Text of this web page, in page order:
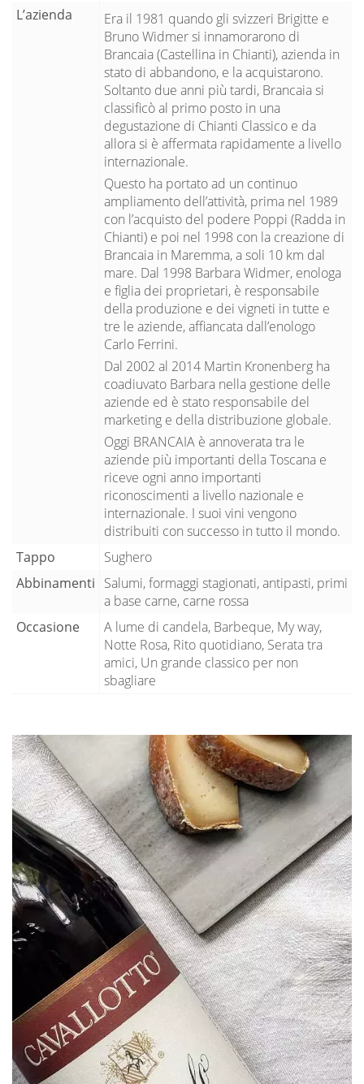
L’azienda
Era il 1981 quando gli svizzeri Brigitte e
Bruno Widmer si innamorarono di
Brancaia (Castellina in Chianti), azienda in
stato di abbandono, e la acquistarono.
Soltanto due anni più tardi, Brancaia si
classificò al primo posto in una
degustazione di Chianti Classico e da
allora si è affermata rapidamente a livello
internazionale.
Questo ha portato ad un continuo
ampliamento dell’attività, prima nel 1989
con l’acquisto del podere Poppi (Radda in
Chianti) e poi nel 1998 con la creazione di
Brancaia in Maremma, a soli 10 km dal
mare. Dal 1998 Barbara Widmer, enologa
e figlia dei proprietari, è responsabile
della produzione e dei vigneti in tutte e
tre le aziende, affiancata dall’enologo
Carlo Ferrini.
Dal 2002 al 2014 Martin Kronenberg ha
coadiuvato Barbara nella gestione delle
aziende ed è stato responsabile del
marketing e della distribuzione globale.
Oggi BRANCAIA è annoverata tra le
aziende più importanti della Toscana e
riceve ogni anno importanti
riconoscimenti a livello nazionale e
internazionale. I suoi vini vengono
distribuiti con successo in tutto il mondo.
Tappo
Sughero
Abbinamenti Salumi, formaggi stagionati, antipasti, primi
a base carne, carne rossa
Occasione
A lume di candela, Barbeque, My way,
Notte Rosa, Rito quotidiano, Serata tra
amici, Un grande classico per non
sbagliare